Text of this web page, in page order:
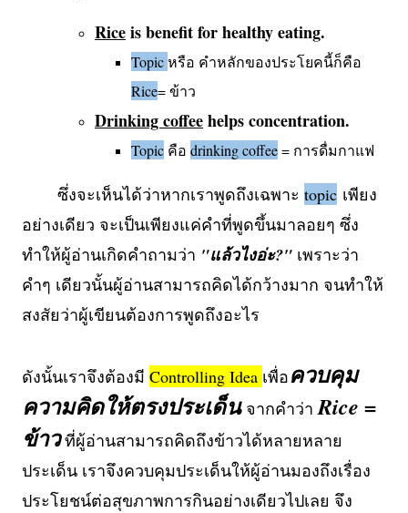
Riceis benefit for healthy eating.
Topicหรือ คำหลักของประโยคนี้ก็คือ
Rice= ข้าว
Drinking coffeehelps concentration.
Topic คือ drinking coffee= การดื่มกาแฟ
ซึ่งจะเห็นได้ว่าหากเราพูดถึงเฉพาะ topic เพียง
อย่างเดียว จะเป็นเพียงแค่คำที่พูดขึ้นมาลอยๆ ซึ่ง
ทำให้ผู้อ่านเกิดคำถามว่า "แล้วไงอ่ะ?" เพราะว่า
คำๆ เดียวนั้นผู้อ่านสามารถคิดได้กว้างมาก จนทำให้
สงสัยว่าผู้เขียนต้องการพูดถึงอะไร
ดังนั้นเราจึงต้องมี Controlling Idea เพื่อควบคุม
ความคิดให้ตรงประเด็น จากคำว่าRice =
ข้าวที่ผู้อ่านสามารถคิดถึงข้าวได้หลายหลาย
ประเด็น เราจึงควบคุมประเด็นให้ผู้อ่านมองถึงเรื่อง
ประโยชน์ต่อสุขภาพการกินอย่างเดียวไปเลย จึง